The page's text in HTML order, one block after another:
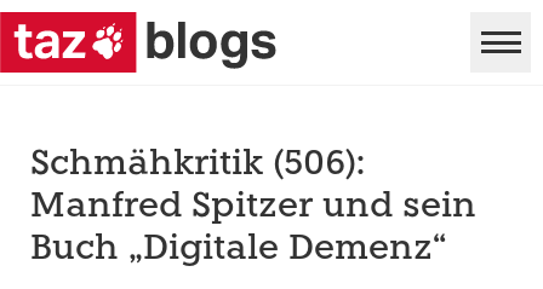
Schmähkritik (506):
Manfred Spitzer und sein
Buch „Digitale Demenz“